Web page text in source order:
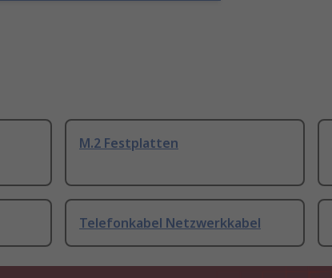
M.2 Festplatten
Telefonkabel Netzwerkkabel